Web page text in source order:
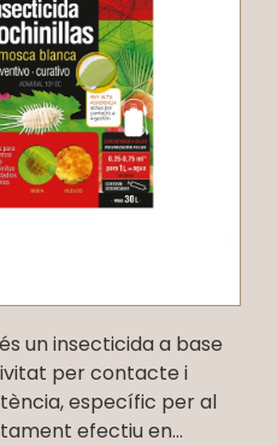
és un insecticida a base
per contacte i
específic per al
efectiu en...